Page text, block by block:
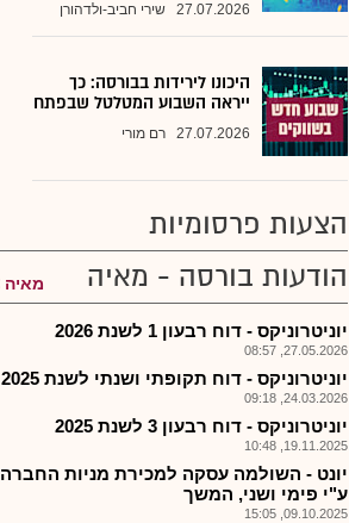
27.07.2026 שירי חביב-ולדהורן
היכונו לירידות בבורסה: כך
ייראה השבוע המטלטל שבפתח
27.07.2026 רם מורי
הצעות פרסומיות
הודעות בורסה - מאיה
מאיה
יוניטרוניקס - דוח רבעון 1 לשנת 2026
27.05.2026, 08:57
יוניטרוניקס - דוח תקופתי ושנתי לשנת 2025
24.03.2026, 09:18
יוניטרוניקס - דוח רבעון 3 לשנת 2025
19.11.2025, 10:48
יונט - השולמה עסקה למכירת מניות החברה
ע"י פימי ושני, המשך
09.10.2025, 15:05